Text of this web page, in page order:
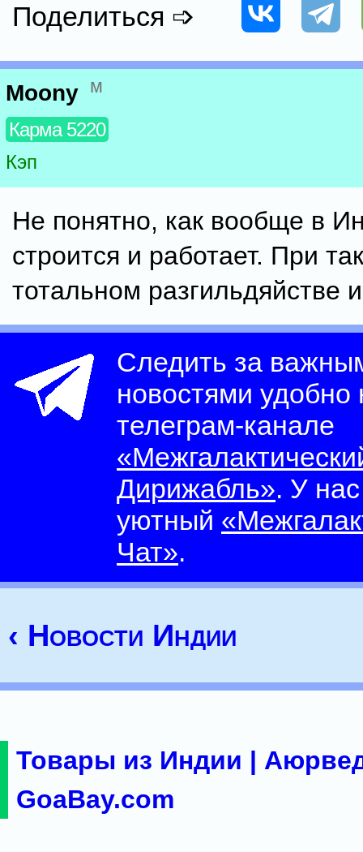
Поделиться ➩
Moony м
Карма 5220
Кэп
Не понятно, как вообще в
строится и работает. При
тотальном разгильдяйстве
Следить за
новостями
телеграм-канале
Дирижабль». У
уютный
Чат».
‹ Новости Индии
Товары из Индии |
GoaBay.com